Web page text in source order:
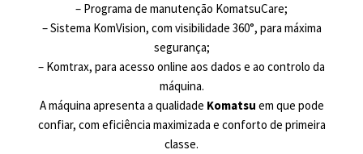
– Programa de manutenção KomatsuCare;
– Sistema KomVision, com visibilidade 360°, para máxima
segurança;
– Komtrax, para acesso online aos dados e ao controlo da
máquina.
A máquina apresenta a qualidade Komatsu em que pode
confiar, com eficiência maximizada e conforto de primeira
classe.